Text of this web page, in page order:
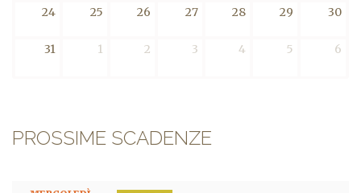
24 25 26 27 28 29 30
31 1 2 3 4 5 6
PROSSIME SCADENZE